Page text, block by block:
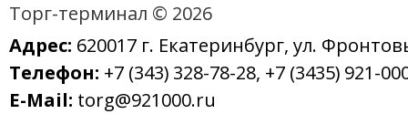
Торг-терминал © 2026
Адрес: 620017 г. Екатеринбург, ул.
Телефон: +7 (343) 328-78-28, +7 (3435) 921-
E-Mail: torg@921000.ru